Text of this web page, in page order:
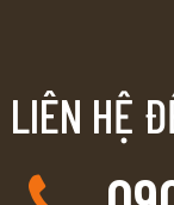
LIÊN HỆ